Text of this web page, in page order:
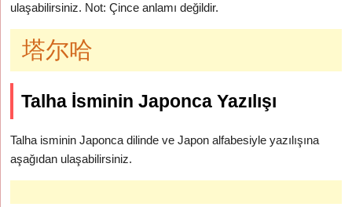
ulaşabilirsiniz. Not: Çince anlamı değildir.
塔尔哈
Talha İsminin Japonca Yazılışı
Talha isminin Japonca dilinde ve Japon alfabesiyle yazılışına
aşağıdan ulaşabilirsiniz.